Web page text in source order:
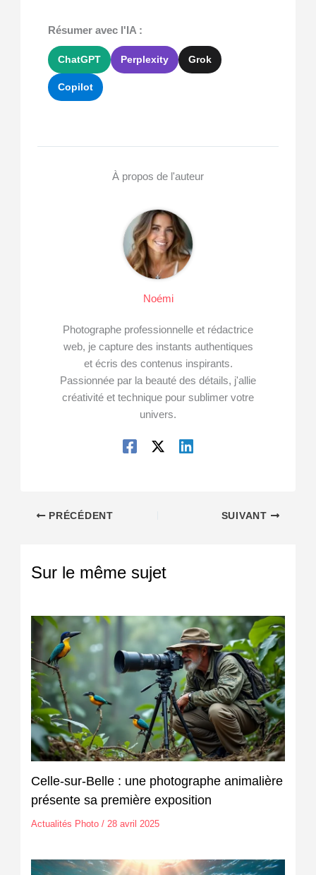
Résumer avec l'IA :
ChatGPT Perplexity Grok
Copilot
À propos de l'auteur
Noémi
Photographe professionnelle et rédactrice
web, je capture des instants authentiques
et écris des contenus inspirants.
Passionnée par la beauté des détails, j'allie
créativité et technique pour sublimer votre
univers.
PRÉCÉDENT SUIVANT
Sur le même sujet
Celle-sur-Belle : une photographe animalière
présente sa première exposition
Actualités Photo/ 28 avril 2025